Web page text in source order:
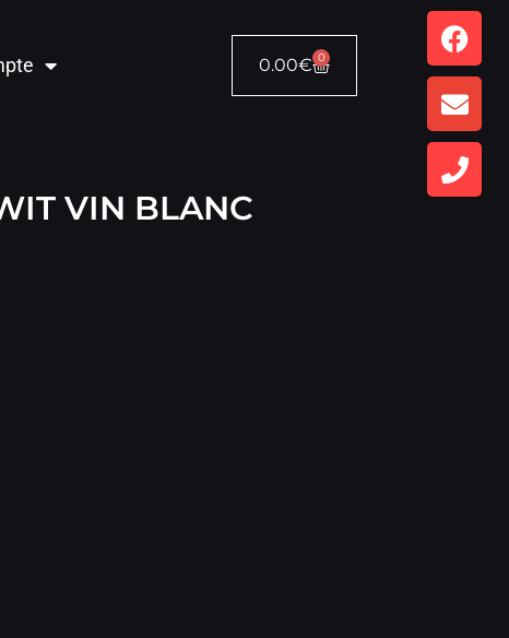
0.00€ 0
VIN BLANC